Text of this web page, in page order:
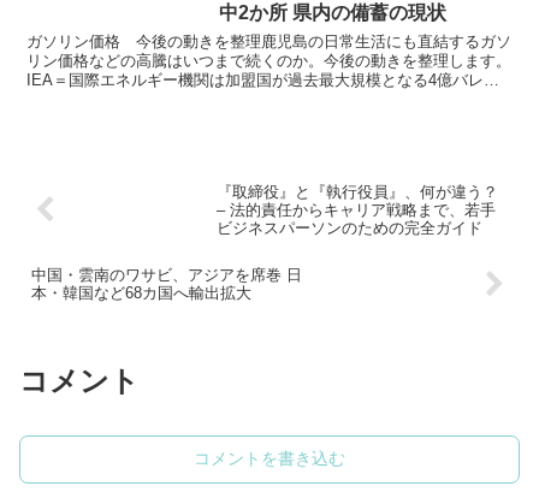
中2か所 県内の備蓄の現状
ガソリン価格 今後の動きを整理鹿児島の日常生活にも直結するガソ
リン価格などの高騰はいつまで続くのか。今後の動きを整理します。
IEA＝国際エネルギー機関は加盟国が過去最大規模となる4億バレル
『取締役』と『執行役員』、何が違う？
– 法的責任からキャリア戦略まで、若手
ビジネスパーソンのための完全ガイド
中国・雲南のワサビ、アジアを席巻 日
本・韓国など68カ国へ輸出拡大
コメント
コメントを書き込む